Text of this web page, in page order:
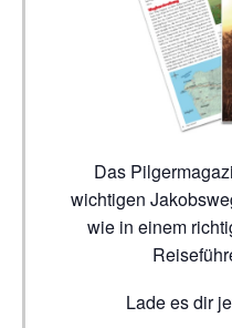
Das Pilgermagazin beschreibt auf 80 Seiten alle
wichtigen
wie in einem
Lade es dir